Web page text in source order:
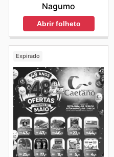
Nagumo
Abrir folheto
Expirado